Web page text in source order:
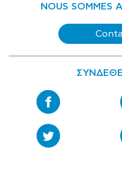
NOUS SOMMES